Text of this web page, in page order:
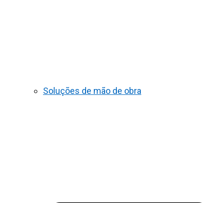
Soluções de mão de obra